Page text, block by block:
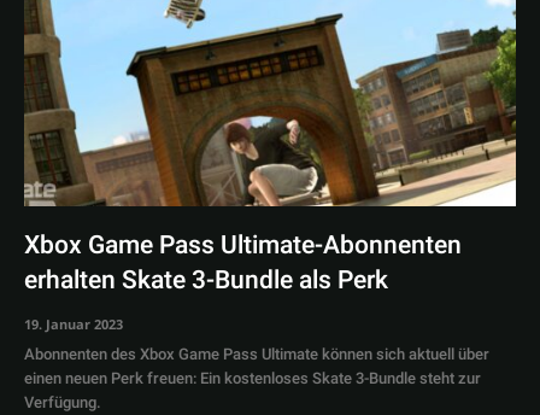
Xbox Game Pass Ultimate-Abonnenten
erhalten Skate 3-Bundle als Perk
19. Januar 2023
Abonnenten des Xbox Game Pass Ultimate können sich aktuell über
einen neuen Perk freuen: Ein kostenloses Skate 3-Bundle steht zur
Verfügung.